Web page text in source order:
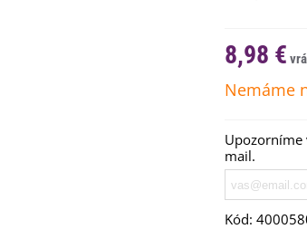
8,98 €
Nemáme
Upozorníme
mail.
Kód: